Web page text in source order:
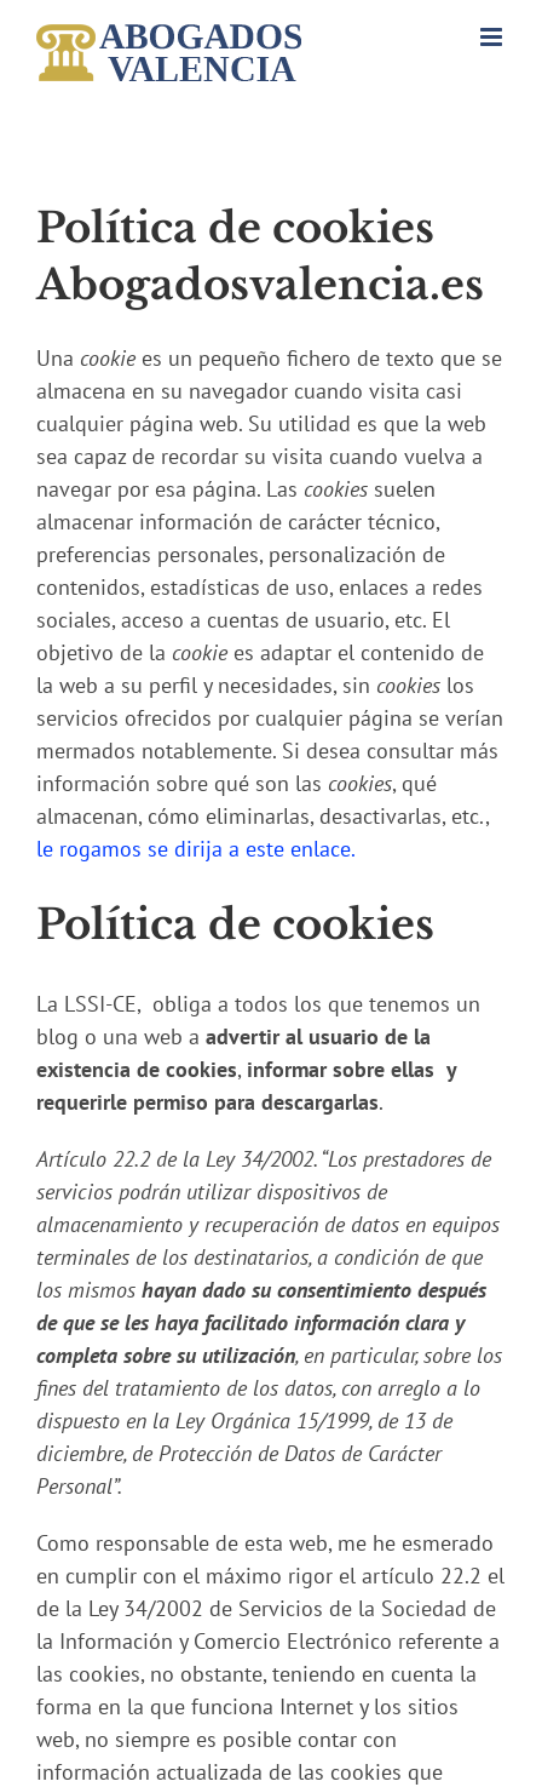
contenido
Política de cookies
Abogadosvalencia.es
Una cookiees un pequeño fichero de texto que se
almacena en su navegador cuando visita casi
cualquier página web. Su utilidad es que la web
sea capaz de recordar su visita cuando vuelva a
navegar por esa página. Las cookies suelen
almacenar información de carácter técnico,
preferencias personales, personalización de
contenidos, estadísticas de uso, enlaces a redes
sociales, acceso a cuentas de usuario, etc. El
objetivo de la cookiees adaptar el contenido de
la web a su perfil y necesidades, sin cookies los
servicios ofrecidos por cualquier página se verían
mermados notablemente. Si desea consultar más
información sobre qué son las cookies, qué
almacenan, cómo eliminarlas, desactivarlas, etc.,
le rogamos se dirija a este enlace.
Política de cookies
La LSSI-CE, obliga a todos los que tenemos un
blog o una web a advertir al usuario de la
existencia de cookies, informar sobre ellas y
requerirle permiso para descargarlas.
Artículo 22.2 de la Ley 34/2002. “Los prestadores de
servicios podrán utilizar dispositivos de
almacenamiento y recuperación de datos en equipos
terminales de los destinatarios, a condición de que
los mismos hayan dado su consentimiento después
de que se les haya facilitado información clara y
completa sobre su utilización, en particular, sobre los
fines del tratamiento de los datos, con arreglo a lo
dispuesto en la Ley Orgánica 15/1999, de 13 de
diciembre, de Protección de Datos de Carácter
Personal”.
Como responsable de esta web, me he esmerado
en cumplir con el máximo rigor el artículo 22.2 el
de la Ley 34/2002 de Servicios de la Sociedad de
la Información y Comercio Electrónico referente a
las cookies, no obstante, teniendo en cuenta la
forma en la que funciona Internet y los sitios
web, no siempre es posible contar con
información actualizada de las cookies que